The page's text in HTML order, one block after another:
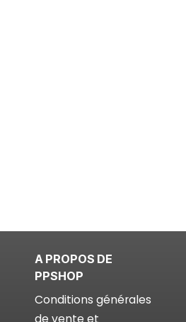
A PROPOS DE
PPSHOP
Conditions générales